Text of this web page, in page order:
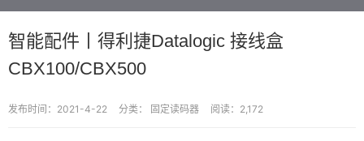
智能配件丨得利捷Datalogic 接线盒
CBX100/CBX500
发布时间：2021-4-22 分类： 固定读码器 阅读：2,172